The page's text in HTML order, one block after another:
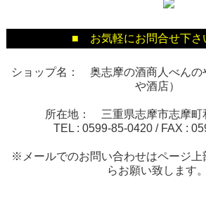
■ お気軽にお問合せ下
ショップ名： 奥志摩の酒商人べんの
や酒店）
所在地： 三重県志摩市志摩町
TEL : 0599-85-0420 / FAX :
※メールでのお問い合わせはページ上
らお願い致します。